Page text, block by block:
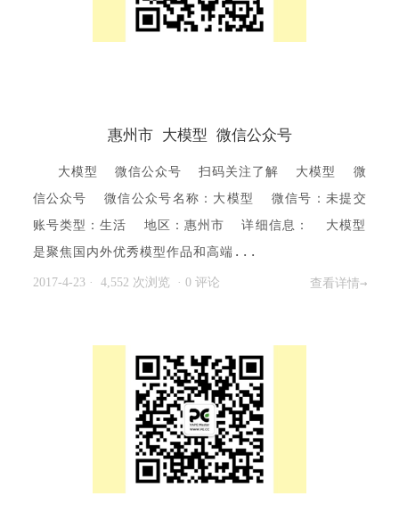
惠州市 大模型 微信公众号
大模型 微信公众号 扫码关注了解 大模型 微
信公众号 微信公众号名称：大模型 微信号：未提交
账号类型：生活 地区：惠州市 详细信息： 大模型
是聚焦国内外优秀模型作品和高端...
2017-4-23 · 4,552 次浏览 · 0 评论 查看详情→